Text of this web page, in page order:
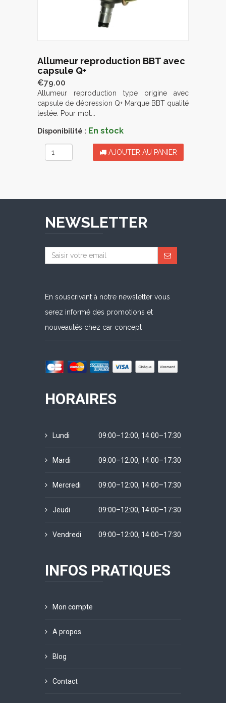
Allumeur reproduction BBT avec
capsule Q+
€79.00
Allumeur reproduction type origine avec
capsule de dépression Q+ Marque BBT qualité
testée. Pour mot...
Disponibilité : En stock
AJOUTER AU PANIER
NEWSLETTER
En souscrivant à notre newsletter vous
serez informé des promotions et
nouveautés chez car concept
HORAIRES
Lundi 09:00–12:00, 14:00–17:30
Mardi 09:00–12:00, 14:00–17:30
Mercredi 09:00–12:00, 14:00–17:30
Jeudi 09:00–12:00, 14:00–17:30
Vendredi 09:00–12:00, 14:00–17:30
INFOS PRATIQUES
Mon compte
A propos
Blog
Contact